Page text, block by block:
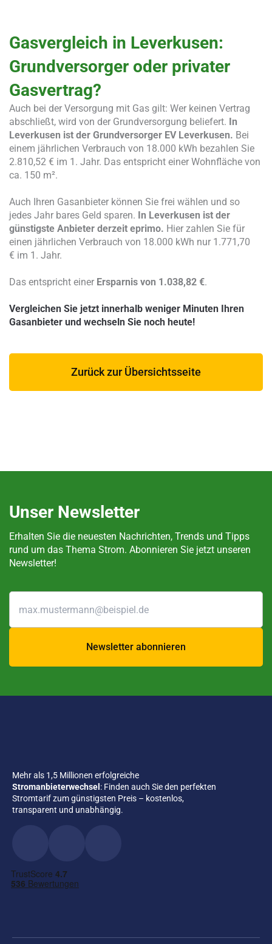
Gasvergleich in Leverkusen:
Grundversorger oder privater
Gasvertrag?
Auch bei der Versorgung mit Gas gilt: Wer keinen Vertrag
abschließt, wird von der Grundversorgung beliefert. In
Leverkusen ist der Grundversorger EV Leverkusen. Bei
einem jährlichen Verbrauch von 18.000 kWh bezahlen Sie
2.810,52 € im 1. Jahr. Das entspricht einer Wohnfläche von
ca. 150 m².
Auch Ihren Gasanbieter können Sie frei wählen und so
jedes Jahr bares Geld sparen. In Leverkusen ist der
günstigste Anbieter derzeit eprimo. Hier zahlen Sie für
einen jährlichen Verbrauch von 18.000 kWh nur 1.771,70
€ im 1. Jahr.
Das entspricht einer Ersparnis von 1.038,82 €.
Vergleichen Sie jetzt innerhalb weniger Minuten Ihren
Gasanbieter und wechseln Sie noch heute!
Zurück zur Übersichtsseite
Unser Newsletter
Erhalten Sie die neuesten Nachrichten, Trends und Tipps
rund um das Thema Strom. Abonnieren Sie jetzt unseren
Newsletter!
Newsletter abonnieren
Mehr als 1,5 Millionen erfolgreiche
Stromanbieterwechsel : Finden auch Sie den perfekten
Stromtarif zum günstigsten Preis – kostenlos,
transparent und unabhängig.